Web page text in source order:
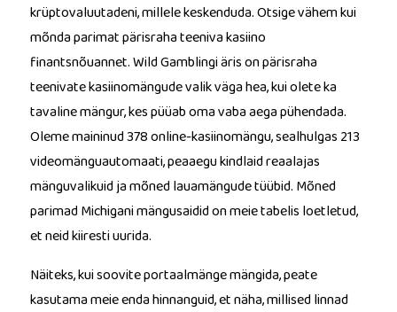
krüptovaluutadeni, millele keskenduda. Otsige vähem kui
mõnda parimat pärisraha teeniva kasiino
finantsnõuannet. Wild Gamblingi äris on pärisraha
teenivate kasiinomängude valik väga hea, kui olete ka
tavaline mängur, kes püüab oma vaba aega pühendada.
Oleme maininud 378 online-kasiinomängu, sealhulgas 213
videomänguautomaati, peaaegu kindlaid reaalajas
mänguvalikuid ja mõned lauamängude tüübid. Mõned
parimad Michigani mängusaidid on meie tabelis loetletud,
et neid kiiresti uurida.
Näiteks, kui soovite portaalmänge mängida, peate
kasutama meie enda hinnanguid, et näha, millised linnad